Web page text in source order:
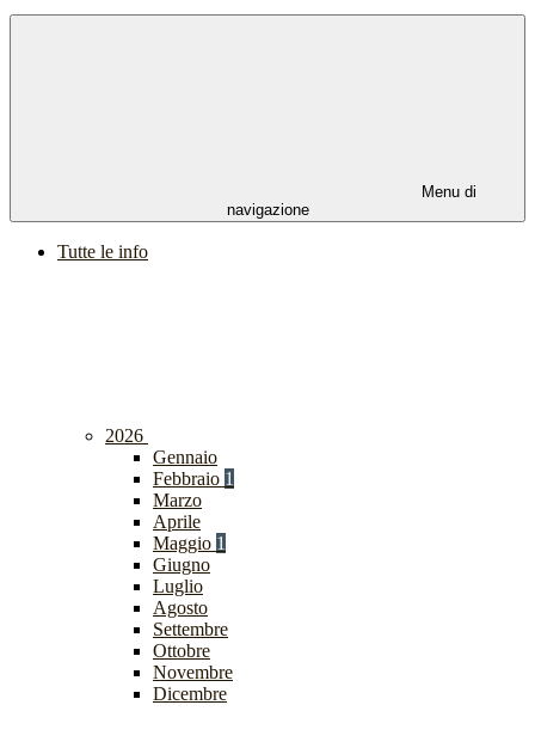
Menu di
navigazione
Tutte le info
2026
Gennaio
Febbraio 1
Marzo
Aprile
Maggio 1
Giugno
Luglio
Agosto
Settembre
Ottobre
Novembre
Dicembre